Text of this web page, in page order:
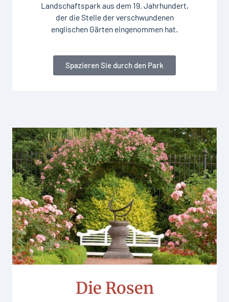
Landschaftspark aus dem 19. Jahrhundert,
der die Stelle der verschwundenen
englischen Gärten eingenommen hat.
Spazieren Sie durch den Park
Die Rosen